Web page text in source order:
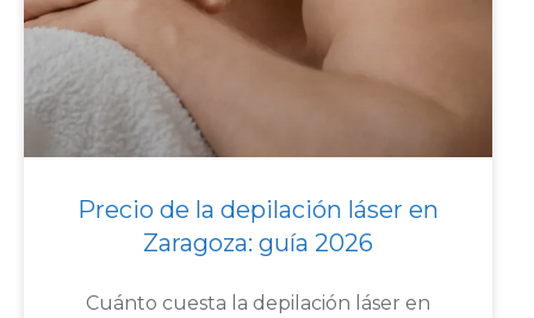
Precio de la depilación láser en
Zaragoza: guía 2026
Cuánto cuesta la depilación láser en